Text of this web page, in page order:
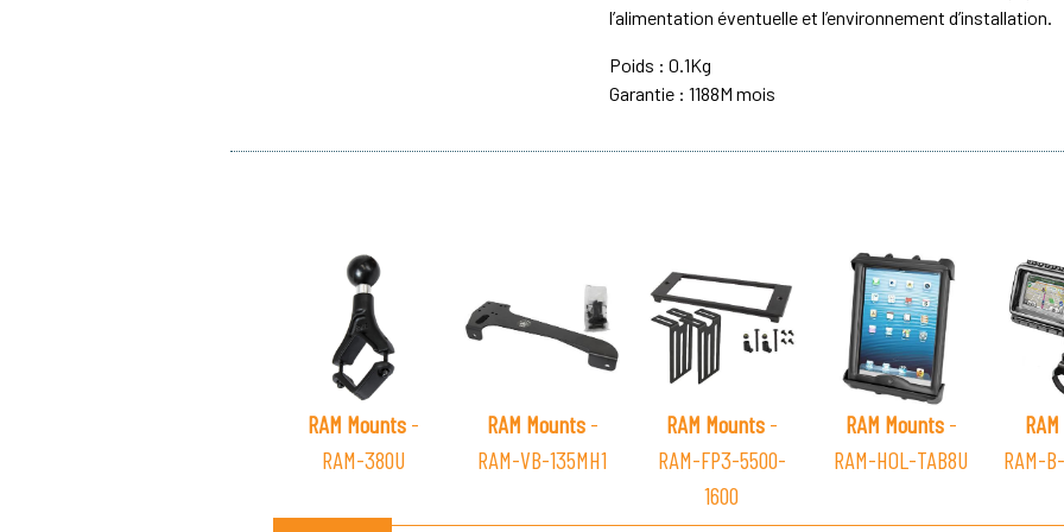
l’alimentation éventuelle et l’environnement d’installation.
Poids : 0.1Kg
Garantie : 1188M mois
RAM Mounts-
RAM-380U
RAM Mounts-
RAM-VB-135MH1
RAM Mounts-
RAM-FP3-5500-
1600
RAM Mounts-
RAM-HOL-TAB8U
RAM-